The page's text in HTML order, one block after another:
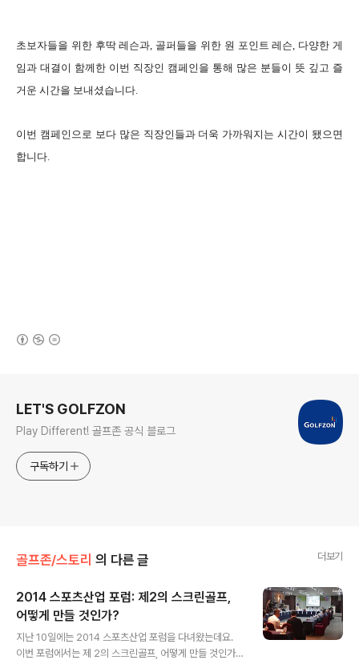
초보자들을 위한 후딱 레슨과, 골퍼들을 위한 원 포인트 레슨, 다양한 게
임과 대결이 함께한 이번 직장인 캠페인을 통해 많은 분들이 뜻 깊고 즐
거운 시간을 보내셨습니다.
이번 캠페인으로 보다 많은 직장인들과 더욱 가까워지는 시간이 됐으면
합니다.
LET'S GOLFZON
Play Different! 골프존 공식 블로그
구독하기
골프존/스토리 의 다른 글 더보기
2014 스포츠산업 포럼: 제2의 스크린골프,
어떻게 만들 것인가?
지난 10일에는 2014 스포츠산업 포럼을 다녀왔는데요.
이번 포럼에서는 제 2의 스크린골프, 어떻게 만들 것인가?